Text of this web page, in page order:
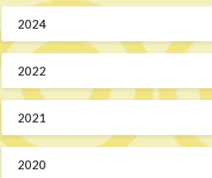
2024
2022
2021
2020